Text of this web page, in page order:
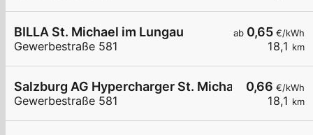
ab 0,65 €/kWh
18,1 km
BILLA St. Michael im Lungau
Gewerbestraße 581
0,66 €/kWh
18,1 km
Salzburg AG Hypercharger St. Michael
Gewerbestraße 581